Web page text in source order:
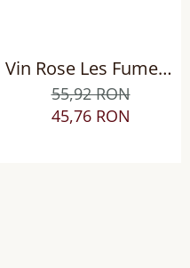
Vin Rose Les Fumees
Blanches Gris de
Sauvignon, sec
55,92 RON
45,76 RON